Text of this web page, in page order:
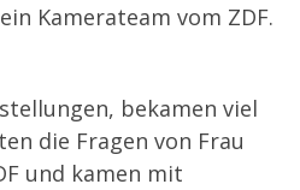
Kamerateam vom ZDF.
bekamen viel
die Fragen von Frau
und kamen mit